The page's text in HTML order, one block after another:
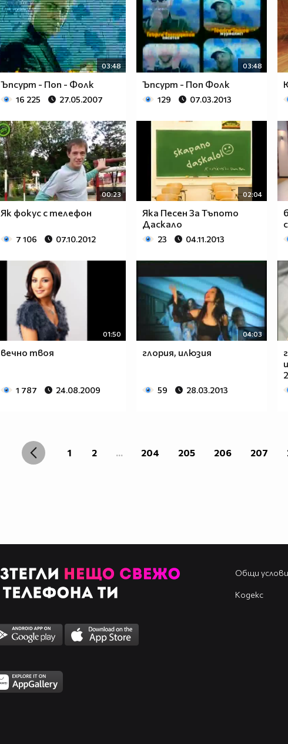
03:48
Ъпсурт - Поп - Фолк
16 225 27.05.2007
03:48
Ъпсурт - Поп Фолк
129 07.03.2013
00:23
Як фокус с телефон
7 106 07.10.2012
02:04
Яка Песен За Тъпото
Даскало
23 04.11.2013
01:50
вечно твоя
1 787 24.08.2009
04:03
глория, илюзия
59 28.03.2013
1 2 ... 204 205 206 207
Общи
Кодекс